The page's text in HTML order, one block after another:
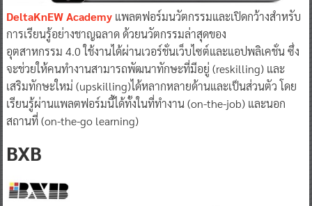
DeltaKnEWAcademyแพลตฟอร์มนวัตกรรมและเปิดกว้างสำหรับ
การเรียนรู้อย่างชาญฉลาด ด้วยนวัตกรรมล่าสุดของ
อุตสาหกรรม 4.0 ใช้งานได้ผ่านเวอร์ชั่นเว็บไซต์และแอปพลิเคชั่น ซึ่ง
จะช่วยให้คนทำงานสามารถพัฒนาทักษะที่มีอยู่ (reskilling) และ
เสริมทักษะใหม่ (upskilling)ได้หลากหลายด้านและเป็นส่วนตัว โดย
เรียนรู้ผ่านแพลตฟอร์มนี้ได้ทั้งในที่ทำงาน (on-the-job) และนอก
สถานที่ (on-the-go learning)
BXB